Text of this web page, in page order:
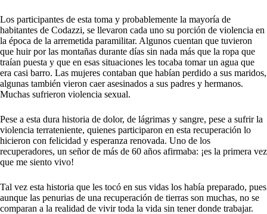
Los participantes de esta toma y probablemente la mayoría de
habitantes de Codazzi, se llevaron cada uno su porción de violencia en
la época de la arremetida paramilitar. Algunos cuentan que tuvieron
que huir por las montañas durante días sin nada más que la ropa que
traían puesta y que en esas situaciones les tocaba tomar un agua que
era casi barro. Las mujeres contaban que habían perdido a sus maridos,
algunas también vieron caer asesinados a sus padres y hermanos.
Muchas sufrieron violencia sexual.
Pese a esta dura historia de dolor, de lágrimas y sangre, pese a sufrir la
violencia terrateniente, quienes participaron en esta recuperación lo
hicieron con felicidad y esperanza renovada. Uno de los
recuperadores, un señor de más de 60 años afirmaba: ¡es la primera vez
que me siento vivo!
Tal vez esta historia que les tocó en sus vidas los había preparado, pues
aunque las penurias de una recuperación de tierras son muchas, no se
comparan a la realidad de vivir toda la vida sin tener donde trabajar.